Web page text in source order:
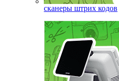
сканеры штрих кодов